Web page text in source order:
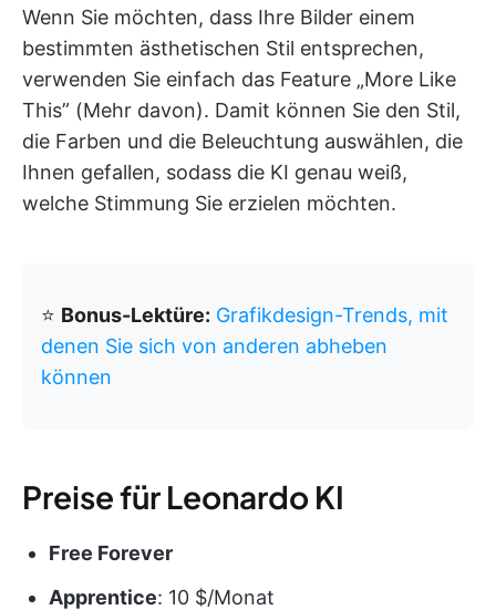
Wenn Sie möchten, dass Ihre Bilder einem
bestimmten ästhetischen Stil entsprechen,
verwenden Sie einfach das Feature „More Like
This” (Mehr davon). Damit können Sie den Stil,
die Farben und die Beleuchtung auswählen, die
Ihnen gefallen, sodass die KI genau weiß,
welche Stimmung Sie erzielen möchten.
⭐️ Bonus-Lektüre: Grafikdesign-Trends, mit
denen Sie sich von anderen abheben
können
Preise für Leonardo KI
Free Forever
Apprentice: 10 $/Monat